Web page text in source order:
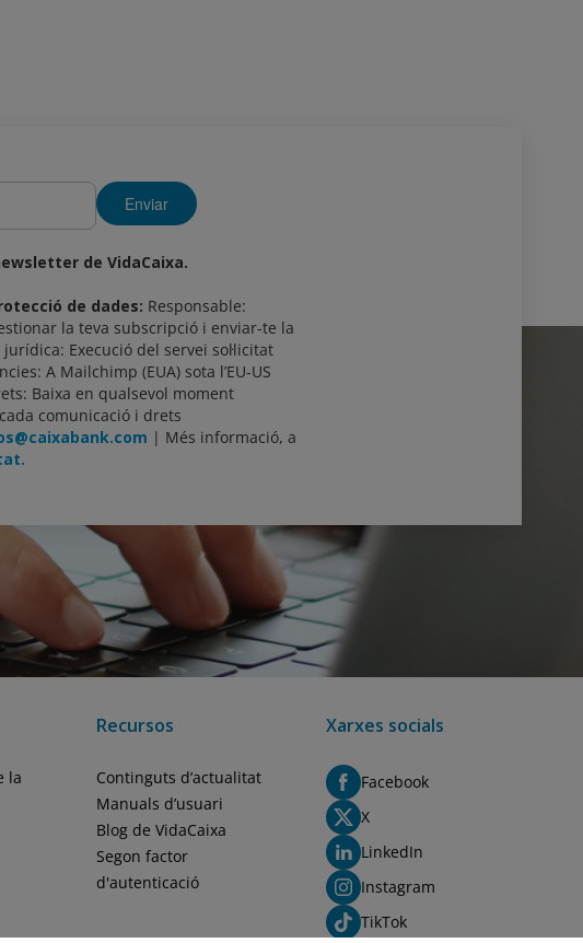
Enviar
de VidaCaixa.
de dades: Responsable:
la teva subscripció i enviar-te la
Execució del servei sol·licitat
A Mailchimp (EUA) sota l’EU-US
Baixa en qualsevol moment
comunicació i drets
| Més informació, a
la
Recursos
Continguts d’actualitat
Manuals d’usuari
Blog de VidaCaixa
Segon factor
d'autenticació
Xarxes socials
Facebook
X
LinkedIn
Instagram
TikTok